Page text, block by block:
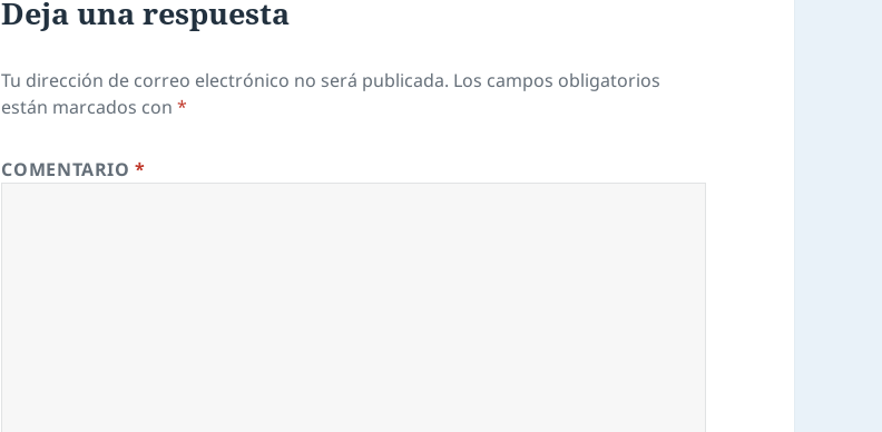
Deja una respuesta
Tu dirección de correo electrónico no será publicada. Los campos obligatorios
están marcados con*
COMENTARIO*